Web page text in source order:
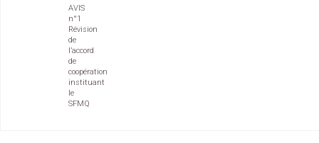
AVIS
n°1
Révision
de
l’accord
de
coopération
instituant
le
SFMQ